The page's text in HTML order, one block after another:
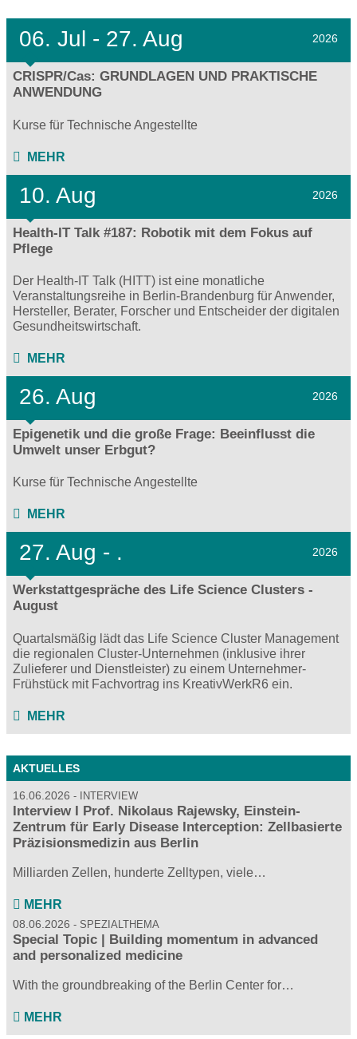
06. Jul - 27. Aug 2026
CRISPR/Cas: GRUNDLAGEN UND PRAKTISCHE
ANWENDUNG
Kurse für Technische Angestellte
MEHR
10. Aug 2026
Health-IT Talk #187: Robotik mit dem Fokus auf
Pflege
Der Health-IT Talk (HITT) ist eine monatliche
Veranstaltungsreihe in Berlin-Brandenburg für Anwender,
Hersteller, Berater, Forscher und Entscheider der digitalen
Gesundheitswirtschaft.
MEHR
26. Aug 2026
Epigenetik und die große Frage: Beeinflusst die
Umwelt unser Erbgut?
Kurse für Technische Angestellte
MEHR
27. Aug - . 2026
Werkstattgespräche des Life Science Clusters -
August
Quartalsmäßig lädt das Life Science Cluster Management
die regionalen Cluster-Unternehmen (inklusive ihrer
Zulieferer und Dienstleister) zu einem Unternehmer-
Frühstück mit Fachvortrag ins KreativWerkR6 ein.
MEHR
AKTUELLES
16.06.2026 INTERVIEW
Interview I Prof. Nikolaus Rajewsky, Einstein-
Zentrum für Early Disease Interception: Zellbasierte
Präzisionsmedizin aus Berlin
Milliarden Zellen, hunderte Zelltypen, viele…
MEHR
08.06.2026 SPEZIALTHEMA
Special Topic | Building momentum in advanced
and personalized medicine
With the groundbreaking of the Berlin Center for…
MEHR